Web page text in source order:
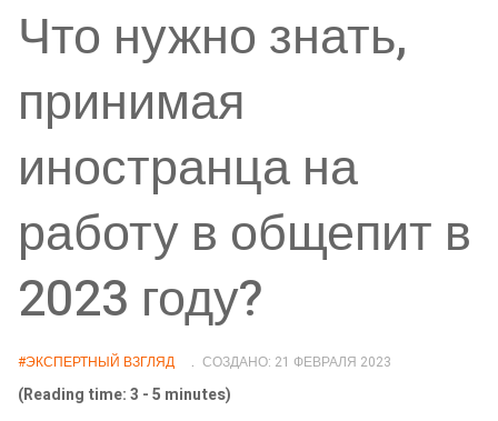
Что нужно знать,
принимая
иностранца на
работу в общепит в
2023 году?
#ЭКСПЕРТНЫЙ ВЗГЛЯД СОЗДАНО: 21 ФЕВРАЛЯ 2023
(Reading time: 3 - 5 minutes)